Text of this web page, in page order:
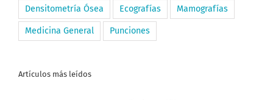
Densitometría Ósea Ecografías Mamografías
Medicina General Punciones
Artículos más leídos